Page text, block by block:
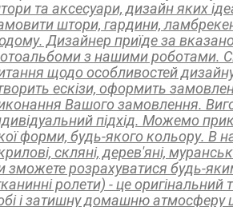
та аксесуари, дизайн яких
штори, гардини,
Дизайнер приїде за
з нашими роботами.
щодо особливостей
ескізи, оформить
Вашого замовлення.
підхід. Можемо
форми, будь-якого кольору. В
скляні, дерев'яні,
зможете розрахуватися будь-
ролети) - це
і затишну домашню атмосферу